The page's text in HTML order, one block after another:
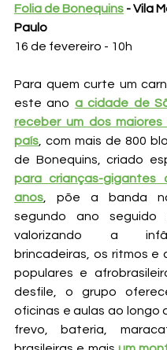
Folia de Bonequins - Vila
Paulo
16 de fevereiro - 10h
Para quem curte um
este ano a cidade de
receber um dos
país , com mais de 800
para crianças-
anos , põe a banda
segundo ano seguido
valorizando a
brincadeiras, os ritmos e
populares e
desfile, o grupo
oficinas e aulas ao longo
frevo, bateria,